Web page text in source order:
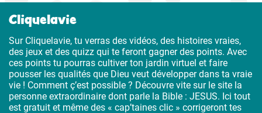
Cliquelavie
Sur Cliquelavie, tu verras des vidéos, des histoires vraies,
des jeux et des quizz qui te feront gagner des points. Avec
ces points tu pourras cultiver ton jardin virtuel et faire
pousser les qualités que Dieu veut développer dans ta vraie
vie ! Comment ç’est possible ? Découvre vite sur le site la
personne extraordinaire dont parle la Bible : JESUS. Ici tout
est gratuit et même des « cap’taines clic » corrigeront tes